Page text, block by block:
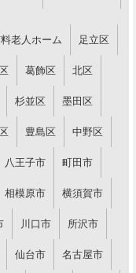
老人ホーム 足立区
葛飾区 北区
杉並区 墨田区
豊島区 中野区
八王子市 町田市
相模原市 横須賀市
川口市 所沢市
仙台市 名古屋市